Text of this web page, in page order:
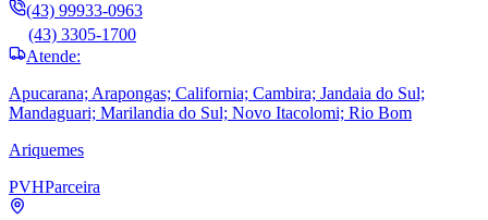
(43) 99933-0963
(43) 3305-1700
Atende:
Apucarana; Arapongas; California; Cambira; Jandaia do Sul;
Mandaguari; Marilandia do Sul; Novo Itacolomi; Rio Bom
Ariquemes
PVHParceira